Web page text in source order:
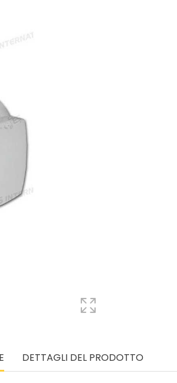
DETTAGLI DEL PRODOTTO